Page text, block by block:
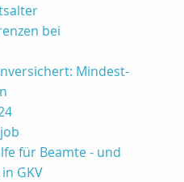
bei
Mindest-
für Beamte - und
GKV